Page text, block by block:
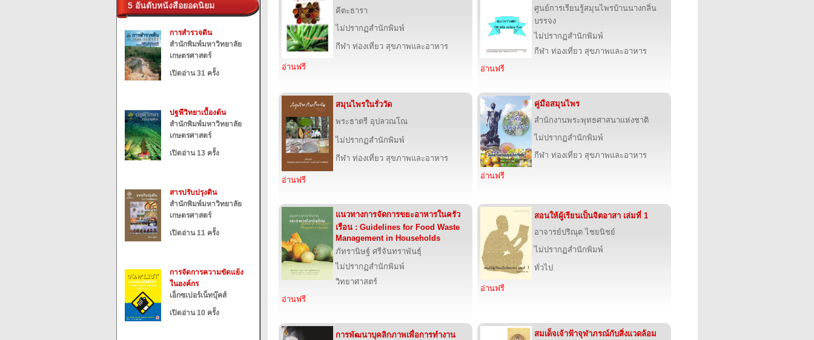
5 อันดับหนังสือยอดนิยม
การสำรวจดิน
สำนักพิมพ์มหาวิทยาลัย
เกษตรศาสตร์
เปิดอ่าน 31 ครั้ง
ปฐพีวิทยาเบื้องต้น
สำนักพิมพ์มหาวิทยาลัย
เกษตรศาสตร์
เปิดอ่าน 13 ครั้ง
สารปรับปรุงดิน
สำนักพิมพ์มหาวิทยาลัย
เกษตรศาสตร์
เปิดอ่าน 11 ครั้ง
การจัดการความขัดแย้ง
ในองค์กร
เอ็กซเปอร์เน็ทบุ๊คส์
เปิดอ่าน 10 ครั้ง
คีตะธารา
ไม่ปรากฏสำนักพิมพ์
กีฬา ท่องเที่ยว สุขภาพและอาหาร
อ่านฟรี
ศูนย์การเรียนรู้สมุนไพรบ้านนางกลิ่น
บรรจง
ไม่ปรากฏสำนักพิมพ์
กีฬา ท่องเที่ยว สุขภาพและอาหาร
อ่านฟรี
สมุนไพรในรั่ววัด
พระธาตรี อุปลวณโณ
ไม่ปรากฏสำนักพิมพ์
กีฬา ท่องเที่ยว สุขภาพและอาหาร
อ่านฟรี
คู่มือสมุนไพร
สำนักงานพระพุทธศาสนาแห่งชาติ
ไม่ปรากฏสำนักพิมพ์
กีฬา ท่องเที่ยว สุขภาพและอาหาร
อ่านฟรี
แนวทางการจัดการขยะอาหารในครัว
เรือน : Guidelines for Food Waste
Management in Households
ภัทรานิษฐ์ ศรีจันทราพันธ์ุ
ไม่ปรากฏสำนักพิมพ์
วิทยาศาสตร์
อ่านฟรี
สอนให้ผู้เรียนเป็นจิตอาสา เล่มที่ 1
อาจารย์ปริณุต ไชยนิชย์
ไม่ปรากฏสำนักพิมพ์
ทั่วไป
อ่านฟรี
การพัฒนาบุคลิกภาพเพื่อการทำงาน
สมเด็จเจ้าฟ้าจุฬาภรณ์กับสิ่งแวดล้อม